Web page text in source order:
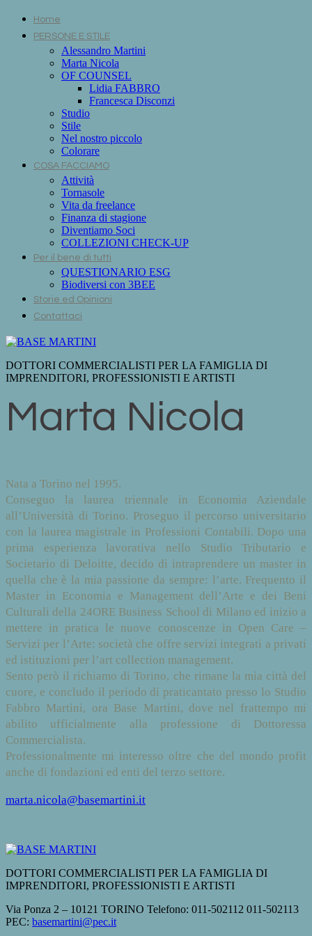
Home
PERSONE E STILE
Alessandro Martini
Marta Nicola
OF COUNSEL
Lidia FABBRO
Francesca Disconzi
Studio
Stile
Nel nostro piccolo
Colorare
COSA FACCIAMO
Attività
Tornasole
Vita da freelance
Finanza di stagione
Diventiamo Soci
COLLEZIONI CHECK-UP
Per il bene di tutti
QUESTIONARIO ESG
Biodiversi con 3BEE
Storie ed Opinioni
Contattaci
DOTTORI COMMERCIALISTI PER LA FAMIGLIA DI
IMPRENDITORI, PROFESSIONISTI E ARTISTI
Marta Nicola
Nata a Torino nel 1995.
Conseguo la laurea triennale in Economia Aziendale
all’Università di Torino. Proseguo il percorso universitario
con la laurea magistrale in Professioni Contabili. Dopo una
prima esperienza lavorativa nello Studio Tributario e
Societario di Deloitte, decido di intraprendere un master in
quella che è la mia passione da sempre: l’arte. Frequento il
Master in Economia e Management dell’Arte e dei Beni
Culturali della 24ORE Business School di Milano ed inizio a
mettere in pratica le nuove conoscenze in Open Care –
Servizi per l’Arte: società che offre servizi integrati a privati
ed istituzioni per l’art collection management.
Sento però il richiamo di Torino, che rimane la mia città del
cuore, e concludo il periodo di praticantato presso lo Studio
Fabbro Martini, ora Base Martini, dove nel frattempo mi
abilito ufficialmente alla professione di Dottoressa
Commercialista.
Professionalmente mi interesso oltre che del mondo profit
anche di fondazioni ed enti del terzo settore.
marta.nicola@basemartini.it
DOTTORI COMMERCIALISTI PER LA FAMIGLIA DI
IMPRENDITORI, PROFESSIONISTI E ARTISTI
Via Ponza 2 – 10121 TORINO Telefono: 011-502112 011-502113
PEC: basemartini@pec.it